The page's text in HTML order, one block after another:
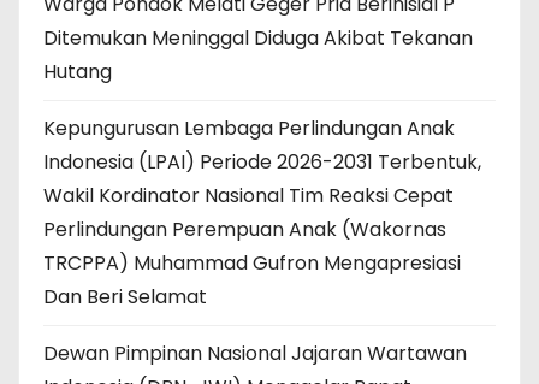
Ditemukan Meninggal Diduga Akibat Tekanan
Hutang
Kepungurusan Lembaga Perlindungan Anak
Indonesia (LPAI) Periode 2026-2031 Terbentuk,
Wakil Kordinator Nasional Tim Reaksi Cepat
Perlindungan Perempuan Anak (Wakornas
TRCPPA) Muhammad Gufron Mengapresiasi
Dan Beri Selamat
Dewan Pimpinan Nasional Jajaran Wartawan